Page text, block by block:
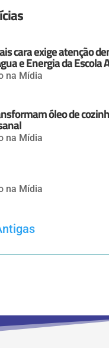
cara exige atenção
e Energia da Escola
na Mídia
óleo de
na Mídia
na Mídia